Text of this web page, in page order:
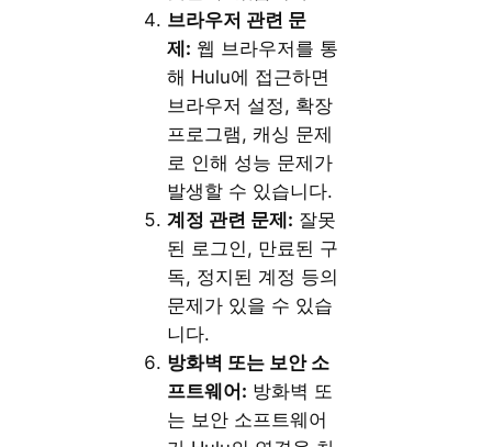
브라우저 관련 문
제: 웹 브라우저를 통
해 Hulu에 접근하면
브라우저 설정, 확장
프로그램, 캐싱 문제
로 인해 성능 문제가
발생할 수 있습니다.
계정 관련 문제: 잘못
된 로그인, 만료된 구
독, 정지된 계정 등의
문제가 있을 수 있습
니다.
방화벽 또는 보안 소
프트웨어: 방화벽 또
는 보안 소프트웨어